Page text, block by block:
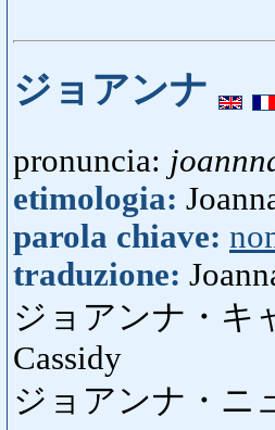
ジョアンナ
pronuncia:
etimologia:
parola chiave:
traduzione:
ジョアンナ・キ
Cassidy
ジョアンナ・ニ